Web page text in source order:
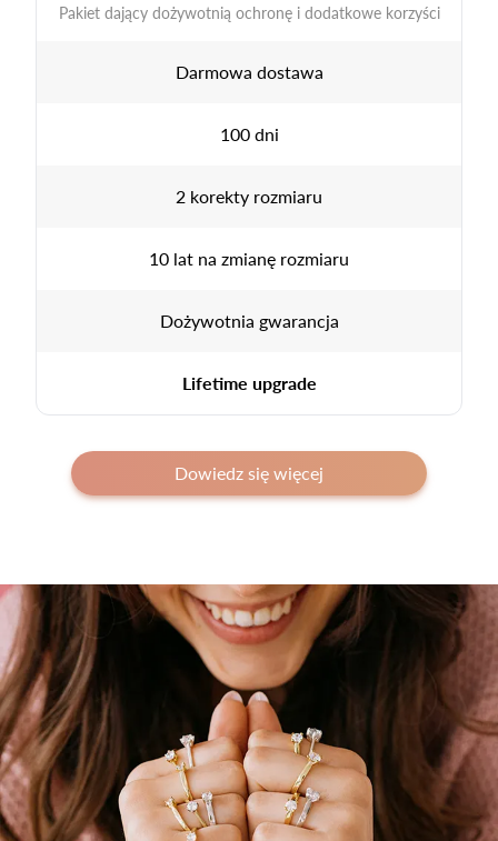
Pakiet dający dożywotnią ochronę i dodatkowe korzyści
Darmowa dostawa
100 dni
2 korekty rozmiaru
10 lat na zmianę rozmiaru
Dożywotnia gwarancja
Lifetime upgrade
Dowiedz się więcej